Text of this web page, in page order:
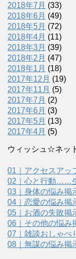
2018年7月 (33)
2018年6月 (49)
2018年5月 (72)
2018年4月 (11)
2018年3月 (39)
2018年2月 (47)
2018年1月 (18)
2017年12月 (19)
2017年11月 (5)
2017年7月 (2)
2017年6月 (3)
2017年5月 (13)
2017年4月 (5)
ウィッシュ☆ネッ
01｜アクセスアッ
02｜心と行動……
03｜身体の悩み掲
04｜恋愛の悩み掲
05｜お酒の失敗掲
06｜その他の悩み
07｜雑談おしゃべ
08｜無謀の悩み掲